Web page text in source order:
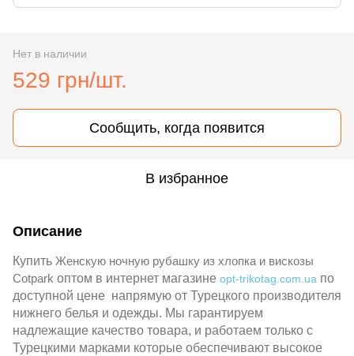
Нет в наличии
529 грн/шт.
Сообщить, когда появится
В избранное
Описание
Купить Женскую ночную рубашку из хлопка и вискозы
Сotpark оптом в интернет магазине opt-trikotag.com.ua по
доступной цене напрямую от Турецкого производителя
нижнего белья и одежды. Мы гарантируем
надлежащие качество товара, и работаем только с
Турецкими марками которые обеспечивают высокое